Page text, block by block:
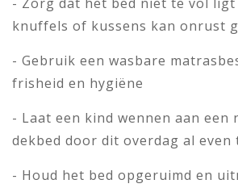
knuffels of kussens kan onrust
- Gebruik een wasbare
frisheid en hygiëne
- Laat een kind wennen aan een
dekbed door dit overdag al even
- Houd het bed opgeruimd en